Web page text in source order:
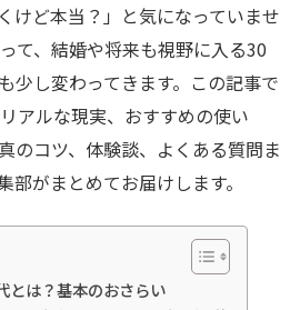
けど本当？」と気になっていませ
て、結婚や将来も視野に入る30
少し変わってきます。この記事で
アルな現実、おすすめの使い
のコツ、体験談、よくある質問ま
部がまとめてお届けします。
とは？基本のおさらい